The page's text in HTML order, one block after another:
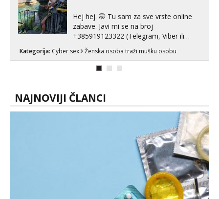
Hej hej. 🤭 Tu sam za sve vrste online
zabave. Javi mi se na broj
+385919123322 (Telegram, Viber ili
Whatsapp). 🤙 NE javljaj se na uzivo.
Hvala.
Kategorija: Cyber sex Ženska osoba traži mušku osobu
NAJNOVIJI ČLANCI